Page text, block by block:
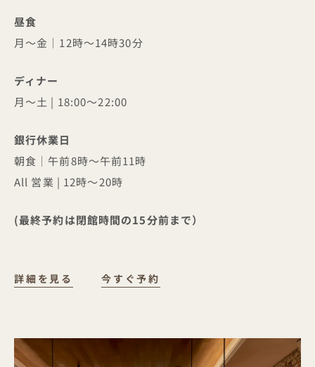
昼食
月～金｜12時～14時30分
ディナー
月～土 | 18:00～22:00
銀行休業日
朝食｜午前8時～午前11時
All 営業 | 12時～20時
(最終予約は閉館時間の15分前まで）
詳細を見る DOVETALE
今すぐ予約